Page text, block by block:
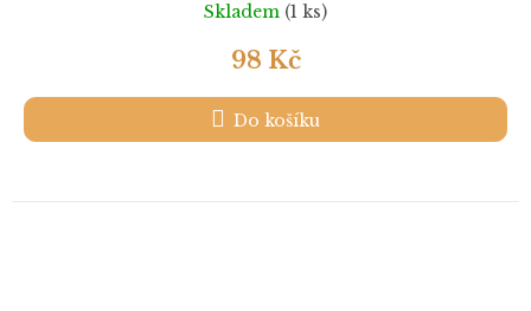
Skladem (1 ks)
98 Kč
Do košíku